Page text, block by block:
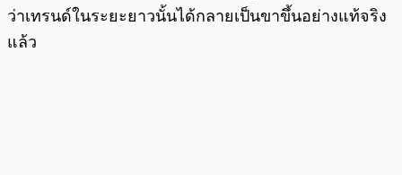
ว่าเทรนด์ในระยะยาวนั้นได้กลายเป็นขาขึ้นอย่างแท้จริง
แล้ว